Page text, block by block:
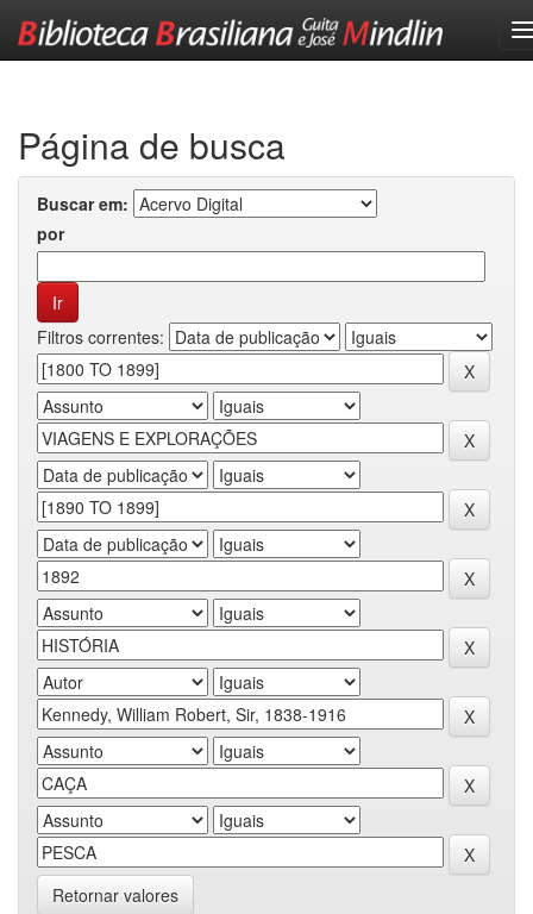
Página de busca
Buscar em:
por
Filtros correntes:
Retornar valores